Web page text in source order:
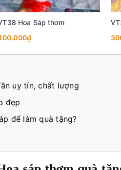
Hoa Sáp thơm
uy tín, chất lượng
đẹp
để làm quà tặng?